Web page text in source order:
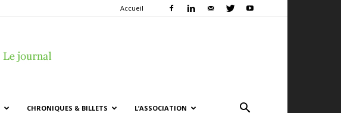
Accueil
CHRONIQUES & BILLETS L’ASSOCIATION